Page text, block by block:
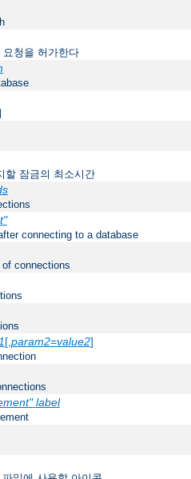
청을 허가한다
할 잠금의 최소시간
connecting to a database
connections
[,param2=value2]
label